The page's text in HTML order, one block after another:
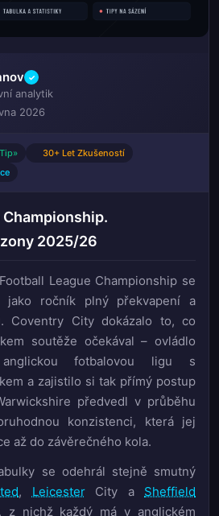
✓
analytik
2026
30+ Let Zkušeností
2025/26
League Championship se
jako ročník plný překvapení a
Coventry City dokázalo to, co
soutěže očekával – ovládlo
fotbalovou ligu s
a zajistilo si tak přímý postup
předvedl v průběhu
konzistenci, která jej
až do závěrečného kola.
se odehrál stejně smutný
, LeicesterCity a Sheffield
z nichž každý má v anglickém